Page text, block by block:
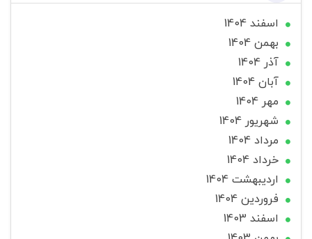
اسفند 1404
بهمن 1404
آذر 1404
آبان 1404
مهر 1404
شهریور 1404
مرداد 1404
خرداد 1404
ارديبهشت 1404
فروردین 1404
اسفند 1403